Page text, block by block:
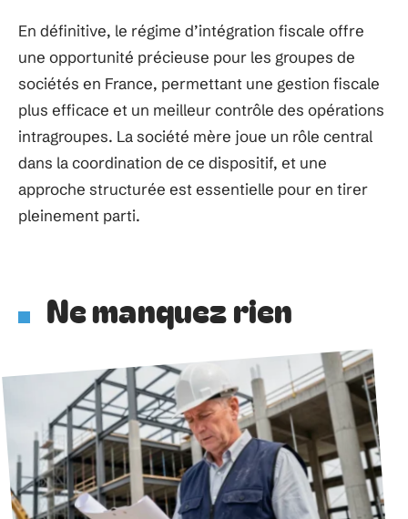
En définitive, le régime d’intégration fiscale offre
une opportunité précieuse pour les groupes de
sociétés en France, permettant une gestion fiscale
plus efficace et un meilleur contrôle des opérations
intragroupes. La société mère joue un rôle central
dans la coordination de ce dispositif, et une
approche structurée est essentielle pour en tirer
pleinement parti.
Ne manquez rien